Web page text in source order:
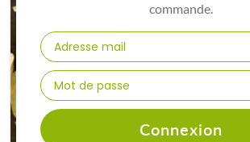
commande.
Connexion